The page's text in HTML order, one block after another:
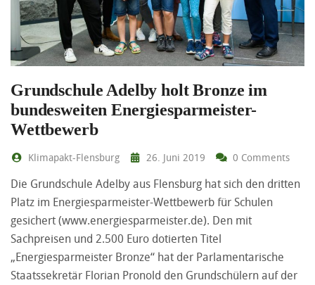
Grundschule Adelby holt Bronze im
bundesweiten Energiesparmeister-
Wettbewerb
Klimapakt-Flensburg 26. Juni 2019 0 Comments
Die Grundschule Adelby aus Flensburg hat sich den dritten
Platz im Energiesparmeister-Wettbewerb für Schulen
gesichert (www.energiesparmeister.de). Den mit
Sachpreisen und 2.500 Euro dotierten Titel
„Energiesparmeister Bronze“ hat der Parlamentarische
Staatssekretär Florian Pronold den Grundschülern auf der